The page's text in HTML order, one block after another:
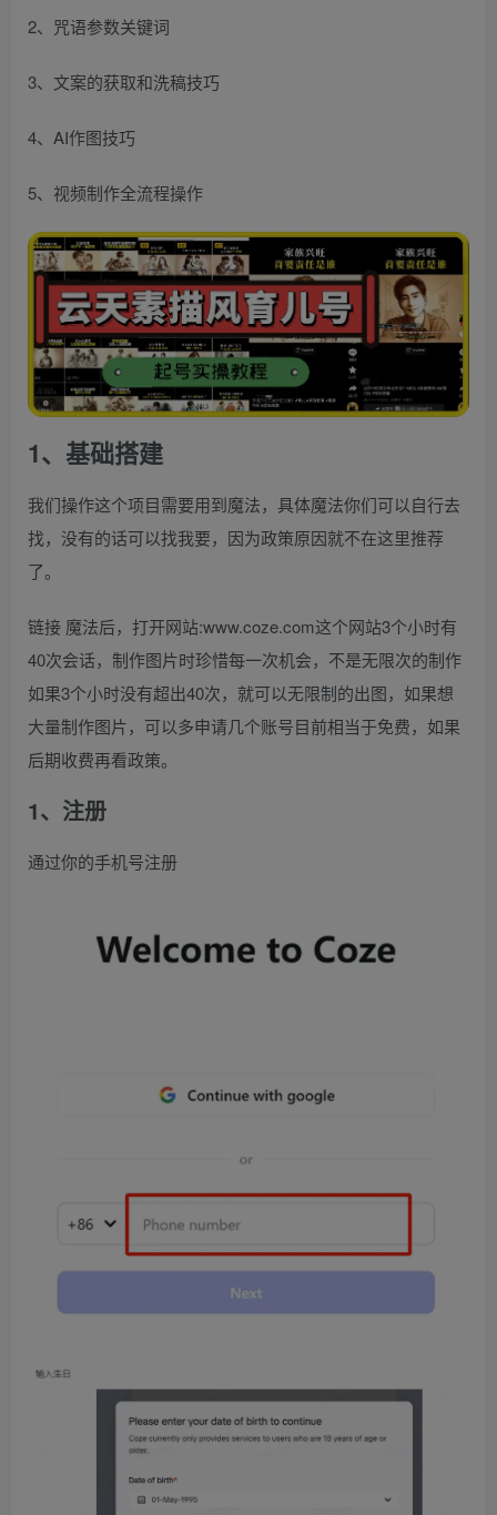
2、咒语参数关键词
3、文案的获取和洗稿技巧
4、AI作图技巧
5、视频制作全流程操作
1、基础搭建
我们操作这个项目需要用到魔法，具体魔法你们可以自行去
找，没有的话可以找我要，因为政策原因就不在这里推荐
了。
链接 魔法后，打开网站:www.coze.com这个网站3个小时有
40次会话，制作图片时珍惜每一次机会，不是无限次的制作
如果3个小时没有超出40次，就可以无限制的出图，如果想
大量制作图片，可以多申请几个账号目前相当于免费，如果
后期收费再看政策。
1、注册
通过你的手机号注册